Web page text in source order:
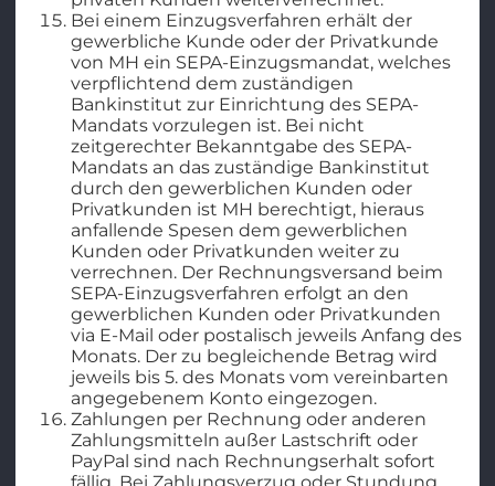
Bei einem Einzugsverfahren erhält der
gewerbliche Kunde oder der Privatkunde
von MH ein SEPA-Einzugsmandat, welches
verpflichtend dem zuständigen
Bankinstitut zur Einrichtung des SEPA-
Mandats vorzulegen ist. Bei nicht
zeitgerechter Bekanntgabe des SEPA-
Mandats an das zuständige Bankinstitut
durch den gewerblichen Kunden oder
Privatkunden ist MH berechtigt, hieraus
anfallende Spesen dem gewerblichen
Kunden oder Privatkunden weiter zu
verrechnen. Der Rechnungsversand beim
SEPA-Einzugsverfahren erfolgt an den
gewerblichen Kunden oder Privatkunden
via E-Mail oder postalisch jeweils Anfang des
Monats. Der zu begleichende Betrag wird
jeweils bis 5. des Monats vom vereinbarten
angegebenem Konto eingezogen.
Zahlungen per Rechnung oder anderen
Zahlungsmitteln außer Lastschrift oder
PayPal sind nach Rechnungserhalt sofort